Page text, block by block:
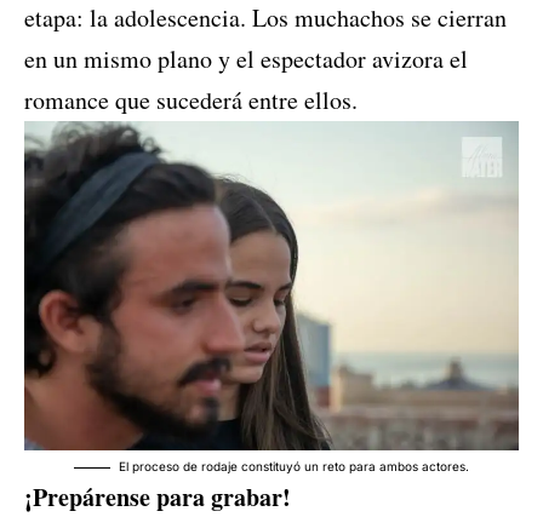
etapa: la adolescencia. Los muchachos se cierran
en un mismo plano y el espectador avizora el
romance que sucederá entre ellos.
El proceso de rodaje constituyó un reto para ambos actores.
¡Prepárense para grabar!